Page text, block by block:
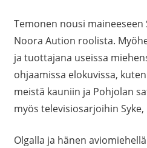
Temonen nousi
Noora Aution roolista.
ja tuottajana useissa
ohjaamissa elokuvissa,
meistä kauniin ja Pohjolan
myös televisiosarjoihin
Olgalla ja hänen